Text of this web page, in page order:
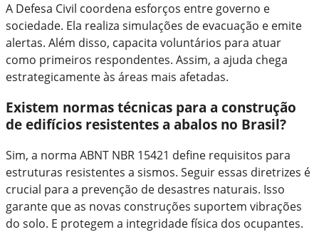
A Defesa Civil coordena esforços entre governo e
sociedade. Ela realiza simulações de evacuação e emite
alertas. Além disso, capacita voluntários para atuar
como primeiros respondentes. Assim, a ajuda chega
estrategicamente às áreas mais afetadas.
Existem normas técnicas para a construção
de edifícios resistentes a abalos no Brasil?
Sim, a norma ABNT NBR 15421 define requisitos para
estruturas resistentes a sismos. Seguir essas diretrizes é
crucial para a prevenção de desastres naturais. Isso
garante que as novas construções suportem vibrações
do solo. E protegem a integridade física dos ocupantes.